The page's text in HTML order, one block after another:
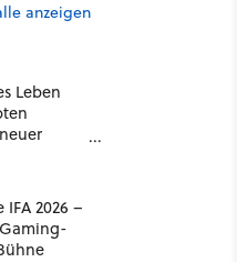
anzeigen
Leben
über
zeigt,
ist
2026 –